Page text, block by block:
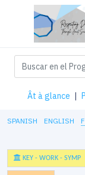
Ât à glance |
SPANISH ENGLISH
KEY - WORK - SYMP